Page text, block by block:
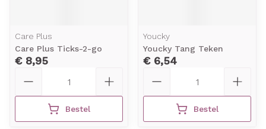
Care Plus
Care Plus Ticks-2-go
€ 8,95
Bestel
Youcky
Youcky Tang Teken
€ 6,54
Bestel